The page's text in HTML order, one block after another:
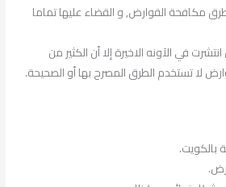
مكافحة القوارض, و القضاء عليها تماما
في الآونه الاخيرة إلا أن الكثير من
لا تستخدم الطرق المصرح بها أو الصحيحة.
بالكويت.